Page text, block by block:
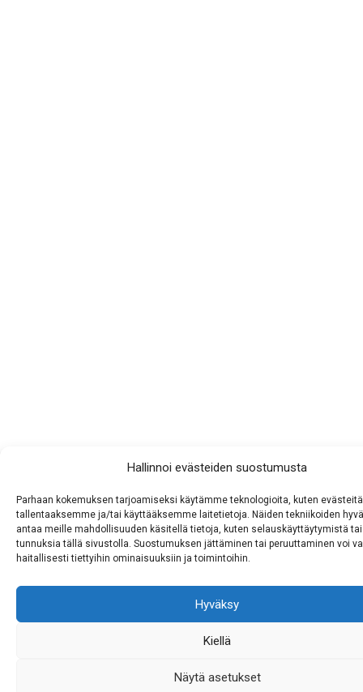
Hallinnoi evästeiden suostumusta
Parhaan kokemuksen tarjoamiseksi käytämme teknologioita, kuten
tallentaaksemme ja/tai käyttääksemme laitetietoja. Näiden tekniikoiden
antaa meille mahdollisuuden käsitellä tietoja, kuten selauskäyttäytymistä
tunnuksia tällä sivustolla. Suostumuksen jättäminen tai peruuttaminen voi
haitallisesti tiettyihin ominaisuuksiin ja toimintoihin.
Hyväksy
Kiellä
Näytä asetukset